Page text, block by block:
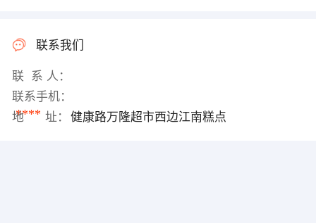
联系我们
联 系 人：
联系手机：
****
地 址： 健康路万隆超市西边江南糕点